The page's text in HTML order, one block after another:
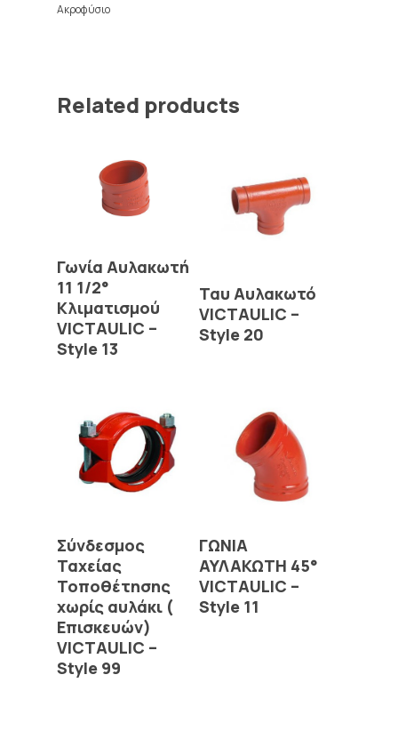
Ακροφύσιο
Related products
Read More
Γωνία Αυλακωτή
11 1/2°
Κλιματισμού
VICTAULIC –
Style 13
Ταυ Αυλακωτό
VICTAULIC –
Style 20
Σύνδεσμος
Ταχείας
Τοποθέτησης
χωρίς αυλάκι (
Επισκευών)
VICTAULIC –
Style 99
ΓΩΝΙΑ
ΑΥΛΑΚΩΤΗ 45°
VICTAULIC –
Style 11